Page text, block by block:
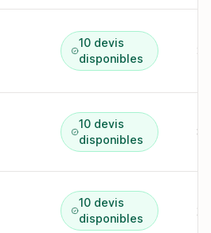
10 devis
disponibles
10 devis
disponibles
10 devis
disponibles